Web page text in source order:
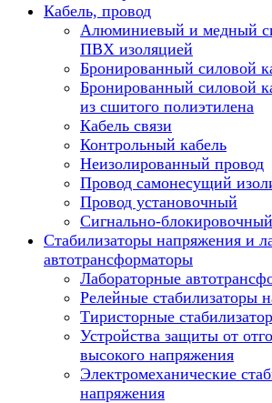
Кабель, провод
Алюминиевый и медный
ПВХ изоляцией
Бронированный силовой
Бронированный силовой
из сшитого полиэтилена
Кабель связи
Контрольный кабель
Неизолированный провод
Провод самонесущий
Провод установочный
Сигнально-
Стабилизаторы напряжения и
автотрансформаторы
Лабораторные
Релейные стабилизаторы
Тиристорные
Устройства защиты от
высокого напряжения
Электромеханические
напряжения